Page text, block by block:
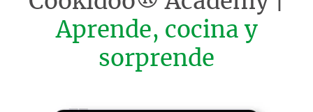
Aprende, cocina y
sorprende